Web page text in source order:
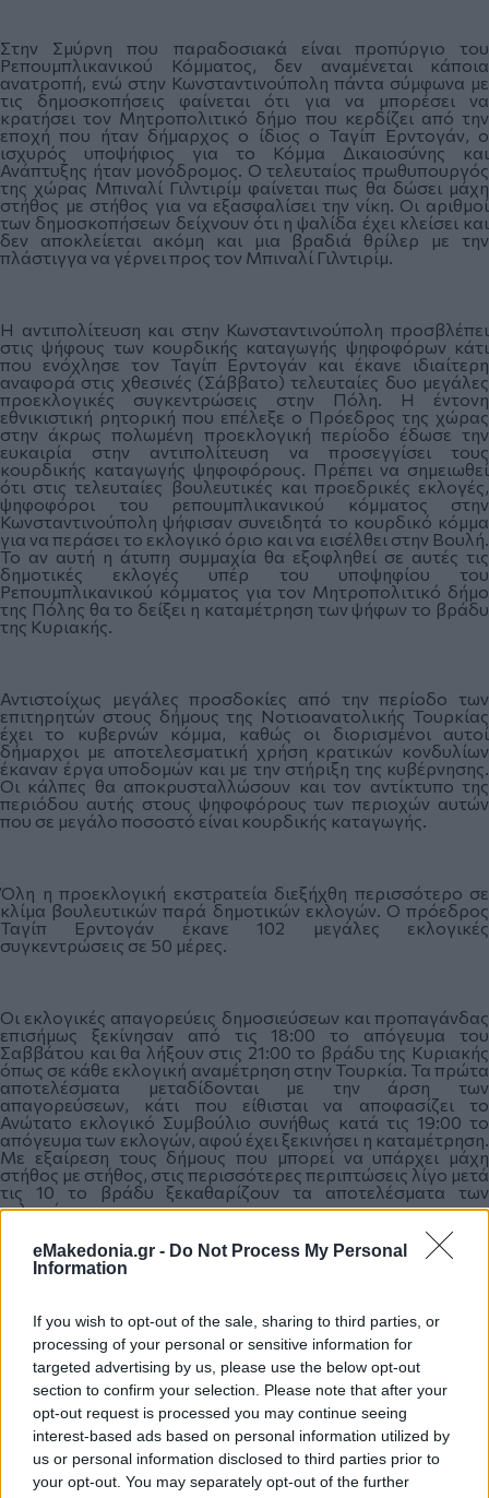
eMakedonia.gr - Do Not Process My Personal
Information
If you wish to opt-out of the sale, sharing to third parties, or
processing of your personal or sensitive information for
targeted advertising by us, please use the below opt-out
section to confirm your selection. Please note that after your
opt-out request is processed you may continue seeing
interest-based ads based on personal information utilized by
us or personal information disclosed to third parties prior to
your opt-out. You may separately opt-out of the further
Στην Σμύρνη που παραδοσιακά είναι προπύργιο του
Ρεπουμπλικανικού Κόμματος, δεν αναμένεται κάποια
ανατροπή, ενώ στην Κωνσταντινούπολη πάντα σύμφωνα με
τις δημοσκοπήσεις φαίνεται ότι για να μπορέσει να
κρατήσει τον Μητροπολιτικό δήμο που κερδίζει από την
εποχή που ήταν δήμαρχος ο ίδιος ο Ταγίπ Ερντογάν, ο
ισχυρός υποψήφιος για το Κόμμα Δικαιοσύνης και
Ανάπτυξης ήταν μονόδρομος. Ο τελευταίος πρωθυπουργός
της χώρας Μπιναλί Γιλντιρίμ φαίνεται πως θα δώσει μάχη
στήθος με στήθος για να εξασφαλίσει την νίκη. Οι αριθμοί
των δημοσκοπήσεων δείχνουν ότι η ψαλίδα έχει κλείσει και
δεν αποκλείεται ακόμη και μια βραδιά θρίλερ με την
πλάστιγγα να γέρνει προς τον Μπιναλί Γιλντιρίμ.
Η αντιπολίτευση και στην Κωνσταντινούπολη προσβλέπει
στις ψήφους των κουρδικής καταγωγής ψηφοφόρων κάτι
που ενόχλησε τον Ταγίπ Ερντογάν και έκανε ιδιαίτερη
αναφορά στις χθεσινές (Σάββατο) τελευταίες δυο μεγάλες
προεκλογικές συγκεντρώσεις στην Πόλη. Η έντονη
εθνικιστική ρητορική που επέλεξε ο Πρόεδρος της χώρας
στην άκρως πολωμένη προεκλογική περίοδο έδωσε την
ευκαιρία στην αντιπολίτευση να προσεγγίσει τους
κουρδικής καταγωγής ψηφοφόρους. Πρέπει να σημειωθεί
ότι στις τελευταίες βουλευτικές και προεδρικές εκλογές,
ψηφοφόροι του ρεπουμπλικανικού κόμματος στην
Κωνσταντινούπολη ψήφισαν συνειδητά το κουρδικό κόμμα
για να περάσει το εκλογικό όριο και να εισέλθει στην Βουλή.
Το αν αυτή η άτυπη συμμαχία θα εξοφληθεί σε αυτές τις
δημοτικές εκλογές υπέρ του υποψηφίου του
Ρεπουμπλικανικού κόμματος για τον Μητροπολιτικό δήμο
της Πόλης θα το δείξει η καταμέτρηση των ψήφων το βράδυ
της Κυριακής.
Αντιστοίχως μεγάλες προσδοκίες από την περίοδο των
επιτηρητών στους δήμους της Νοτιοανατολικής Τουρκίας
έχει το κυβερνών κόμμα, καθώς οι διορισμένοι αυτοί
δήμαρχοι με αποτελεσματική χρήση κρατικών κονδυλίων
έκαναν έργα υποδομών και με την στήριξη της κυβέρνησης.
Οι κάλπες θα αποκρυσταλλώσουν και τον αντίκτυπο της
περιόδου αυτής στους ψηφοφόρους των περιοχών αυτών
που σε μεγάλο ποσοστό είναι κουρδικής καταγωγής.
Όλη η προεκλογική εκστρατεία διεξήχθη περισσότερο σε
κλίμα βουλευτικών παρά δημοτικών εκλογών. Ο πρόεδρος
Ταγίπ Ερντογάν έκανε 102 μεγάλες εκλογικές
συγκεντρώσεις σε 50 μέρες.
Οι εκλογικές απαγορεύεις δημοσιεύσεων και προπαγάνδας
επισήμως ξεκίνησαν από τις 18:00 το απόγευμα του
Σαββάτου και θα λήξουν στις 21:00 το βράδυ της Κυριακής
όπως σε κάθε εκλογική αναμέτρηση στην Τουρκία. Τα πρώτα
αποτελέσματα μεταδίδονται με την άρση των
απαγορεύσεων, κάτι που είθισται να αποφασίζει το
Ανώτατο εκλογικό Συμβούλιο συνήθως κατά τις 19:00 το
απόγευμα των εκλογών, αφού έχει ξεκινήσει η καταμέτρηση.
Με εξαίρεση τους δήμους που μπορεί να υπάρχει μάχη
στήθος με στήθος, στις περισσότερες περιπτώσεις λίγο μετά
τις 10 το βράδυ ξεκαθαρίζουν τα αποτελέσματα των
εκλογών.
Πηγή: ΑΠΕ-ΜΠΕ
Κάνε κλικ και δες περισσότεροemakedonia.gr
αναζήτηση τηςGoogle
Πρόσθεσέ το στηνGoogle